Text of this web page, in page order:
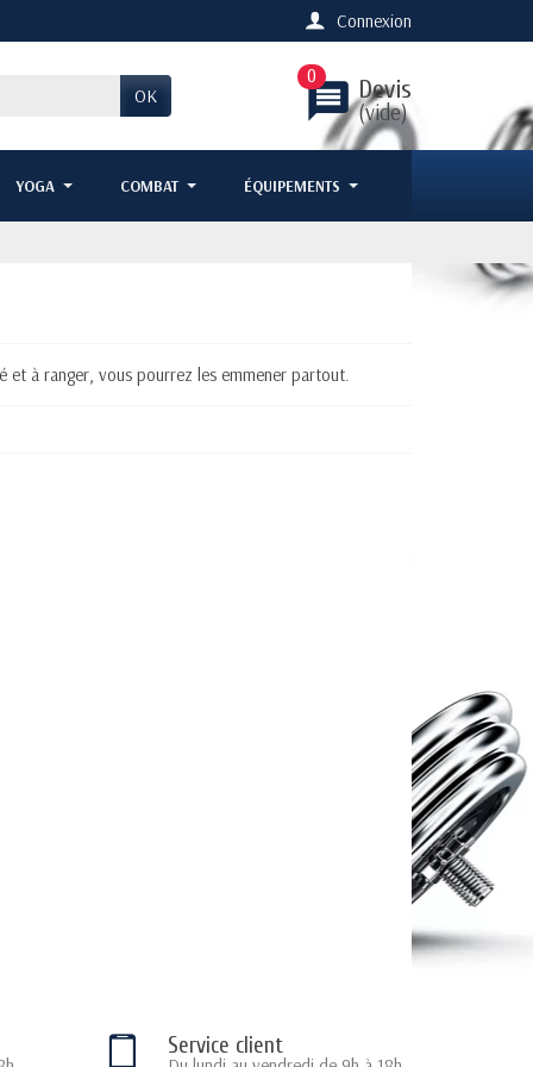
Connexion
OK message Devis
(vide)
0
YOGA COMBAT ÉQUIPEMENTS
et à ranger, vous pourrez les emmener partout.
Service client